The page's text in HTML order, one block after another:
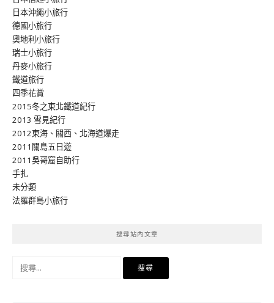
日本沖繩小旅行
德國小旅行
奧地利小旅行
瑞士小旅行
丹麥小旅行
鐵道旅行
四季花賞
2015冬之東北鐵道紀行
2013 雪見紀行
2012東海、關西、北海道爆走
2011關島五日遊
2011吳哥窟自助行
手扎
未分類
法羅群島小旅行
搜尋站內文章